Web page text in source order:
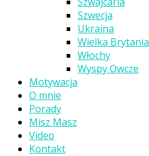
Szwecja
Ukraina
Wielka Brytania
Włochy
Wyspy Owcze
Motywacja
O mnie
Porady
Misz Masz
Video
Kontakt